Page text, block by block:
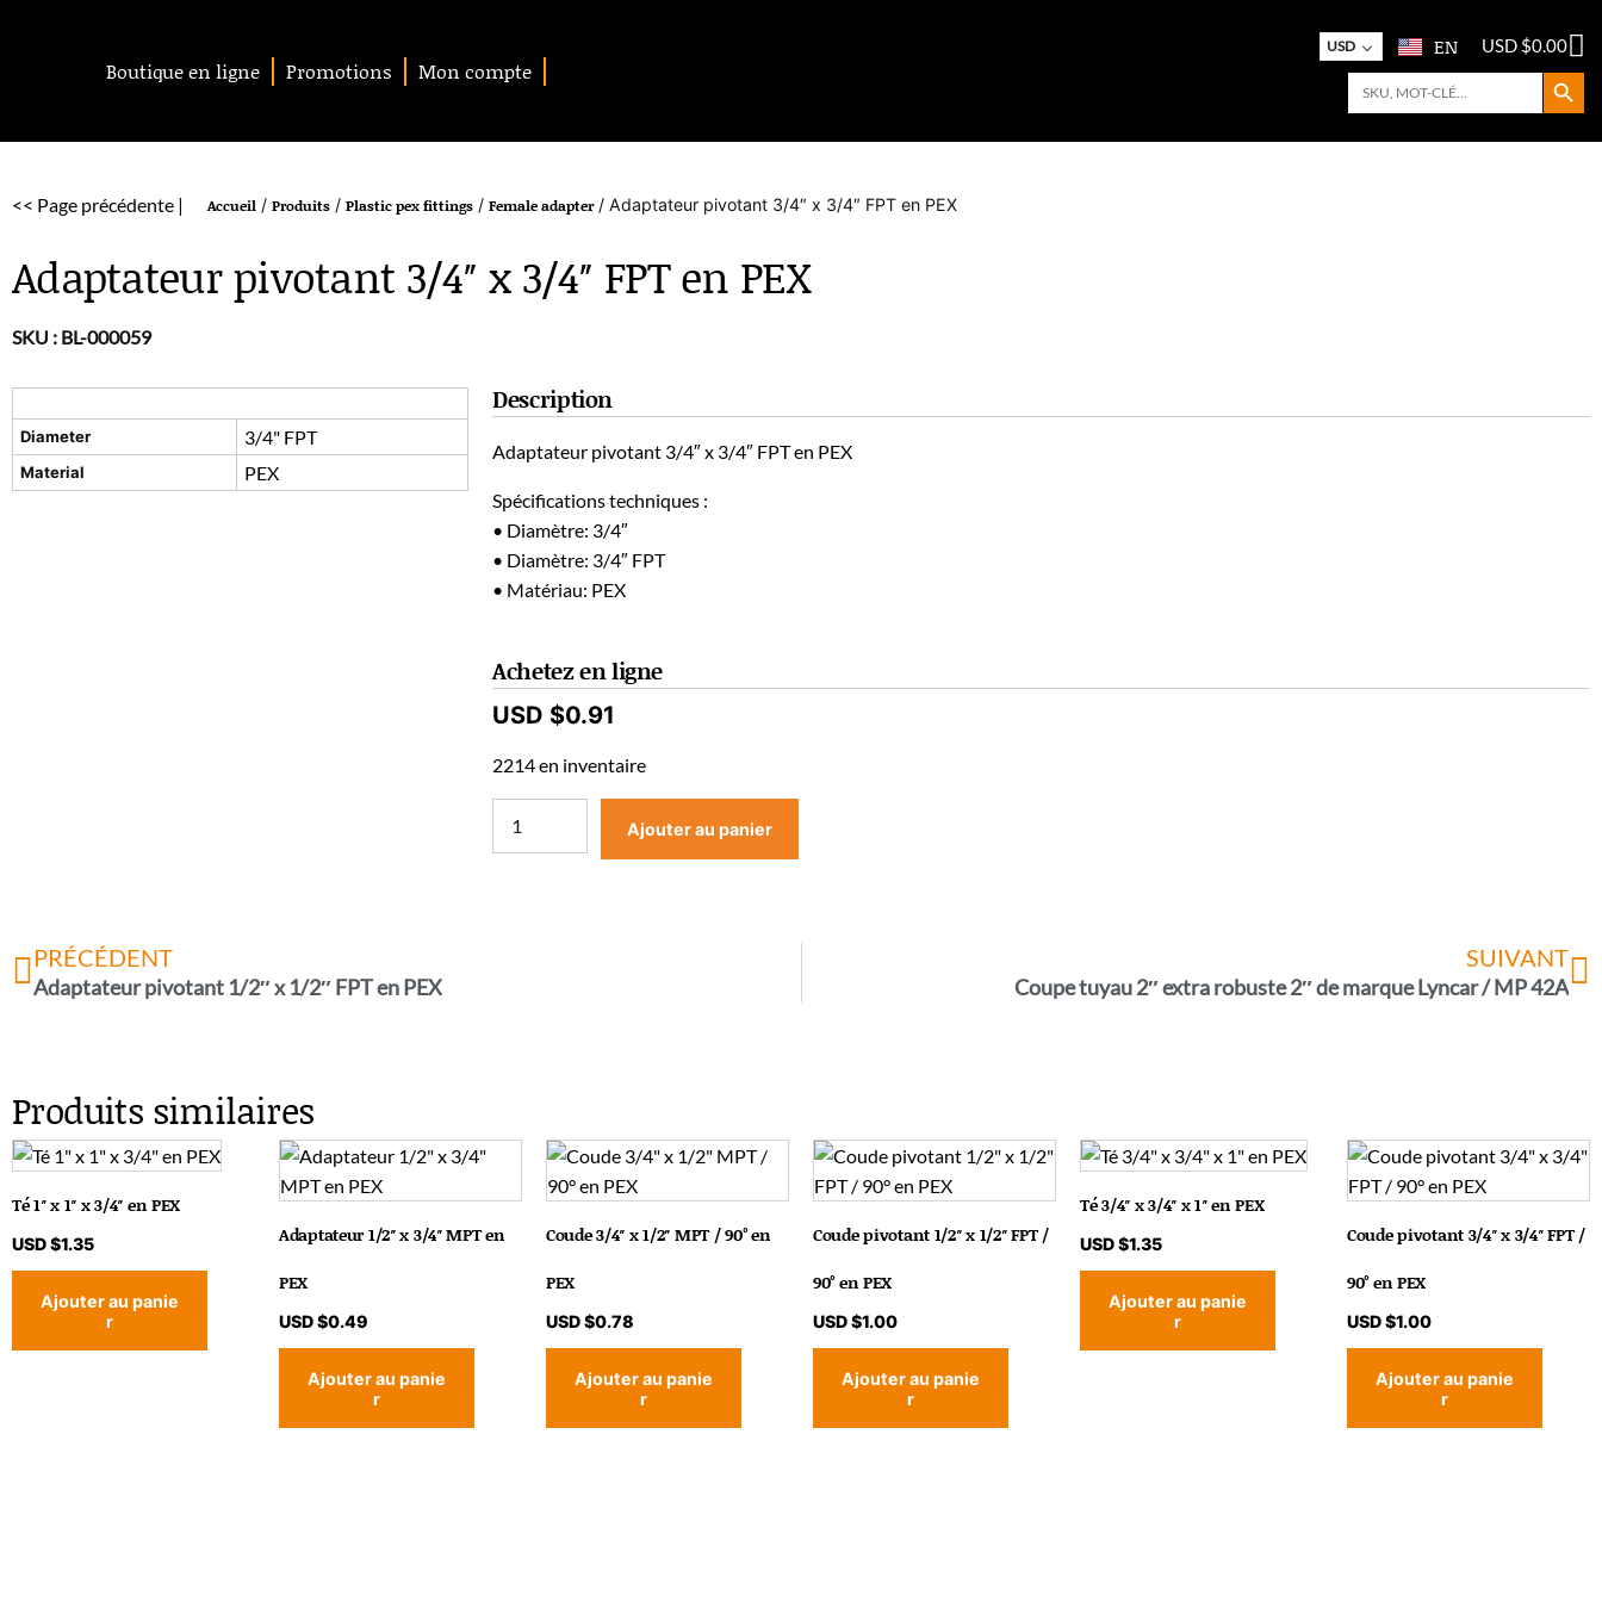
Boutique en ligne Promotions Mon compte
USD EN USD $0.00
Search
for:
Search Button
<< Page précédente | Accueil / Produits / Plastic pex fittings / Female adapter/ Adaptateur pivotant 3/4″ x 3/4″ FPT en PEX
Adaptateur pivotant 3/4″ x 3/4″ FPT en PEX
SKU : BL-000059
Diameter 3/4" FPT
Material PEX
Description
Adaptateur pivotant 3/4″ x 3/4″ FPT en PEX
Spécifications techniques :
• Diamètre: 3/4″
• Diamètre: 3/4″ FPT
• Matériau: PEX
Achetez en ligne
USD $0.91
2214 en inventaire
Ajouter au panier
PRÉCÉDENT
Adaptateur pivotant 1/2″ x 1/2″ FPT en PEX
SUIVANT
Coupe tuyau 2″ extra robuste 2″ de marque Lyncar / MP 42A
Produits similaires
Té 1″ x 1″ x 3/4″ en PEX
USD $1.35
Ajouter au panie
r
Adaptateur 1/2″ x 3/4″ MPT en
PEX
USD $0.49
Ajouter au panie
r
Coude 3/4″ x 1/2″ MPT / 90° en
PEX
USD $0.78
Ajouter au panie
r
Coude pivotant 1/2″ x 1/2″ FPT /
90° en PEX
USD $1.00
Ajouter au panie
r
Té 3/4″ x 3/4″ x 1″ en PEX
USD $1.35
Ajouter au panie
r
Coude pivotant 3/4″ x 3/4″ FPT /
90° en PEX
USD $1.00
Ajouter au panie
r